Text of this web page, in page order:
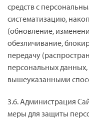
средств с
систематизацию,
(обновление,
обезличивание,
передачу
персональных
вышеуказанными
3.6. Администрация
меры для защиты